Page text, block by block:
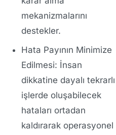
mekanizmalarını
destekler.
Hata Payının Minimize
Edilmesi: İnsan
dikkatine dayalı tekrarlı
işlerde oluşabilecek
hataları ortadan
kaldırarak operasyonel